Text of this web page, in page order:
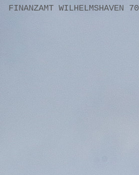
FINANZAMT WILHELMSHAVEN 70